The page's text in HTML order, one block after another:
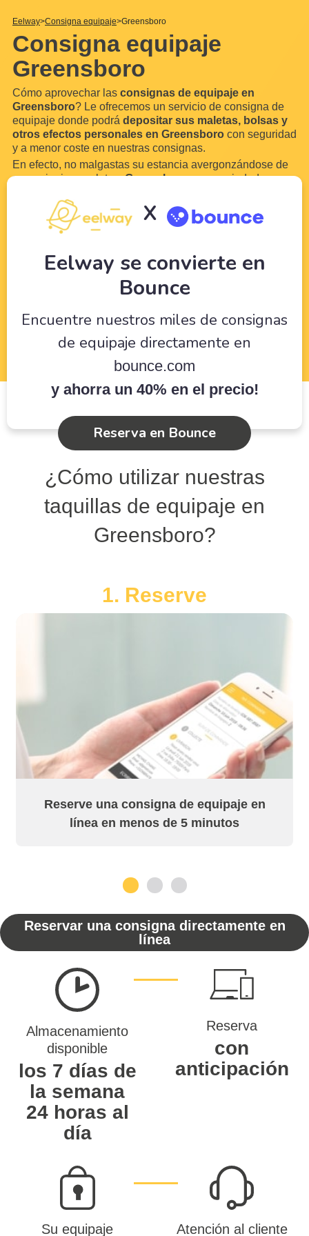
Eelway Consigna equipaje Greensboro
Consigna equipaje
Greensboro
Cómo aprovechar las consignas de equipaje en
Greensboro? Le ofrecemos un servicio de consigna de
equipaje donde podrá depositar sus maletas, bolsas y
otros efectos personales en Greensboro con seguridad
y a menor coste en nuestras consignas.
En efecto, no malgastas su estancia avergonzándose de
su equipaje y maletas.Greensboroes una ciudad
Eelway, confíe su equipaje a profesionales del turismo.
Libere su equipaje paradisfrutar de su visita a...Leer
X
Eelway se convierte en
Bounce
Encuentre nuestros miles de consignas
de equipaje directamente en
bounce.com
y ahorra un 40% en el precio!
Reserva en Bounce
¿Cómo utilizar nuestras
taquillas de equipaje en
Greensboro?
1. Reserve
Reserve una consigna de equipaje en
línea en menos de 5 minutos
Reservar una consigna directamente en
línea
Almacenamiento
disponible
los 7 días de
la semana
24 horas al
día
Reserva
con
anticipación
Su equipaje Atención al cliente